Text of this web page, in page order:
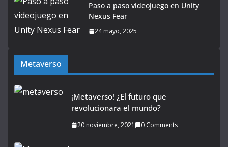
Paso a paso videojuego en Unity
Nexus Fear
24 mayo, 2025
Metaverso
¡Metaverso! ¿El futuro que
revolucionara el mundo?
20 noviembre, 2021 0 Comments